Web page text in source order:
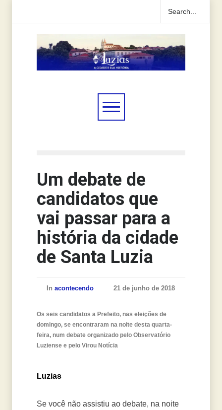
Um debate de
candidatos que
vai passar para a
história da cidade
de Santa Luzia
In acontecendo 21 de junho de 2018
Os seis candidatos a Prefeito, nas eleições de
domingo, se encontraram na noite desta quarta-
feira, num debate organizado pelo Observatório
Luziense e pelo Virou Notícia
Luzias
Se você não assistiu ao debate, na noite